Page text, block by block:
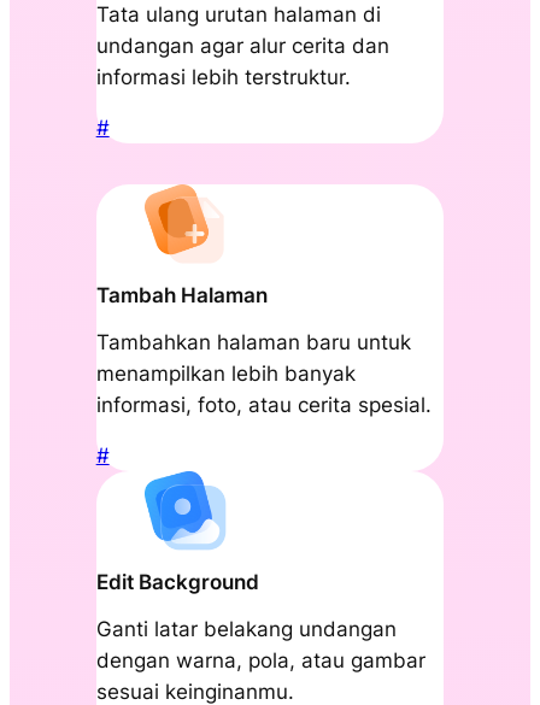
Tata ulang urutan halaman di
undangan agar alur cerita dan
informasi lebih terstruktur.
#
Tambah Halaman
Tambahkan halaman baru untuk
menampilkan lebih banyak
informasi, foto, atau cerita spesial.
#
Edit Background
Ganti latar belakang undangan
dengan warna, pola, atau gambar
sesuai keinginanmu.